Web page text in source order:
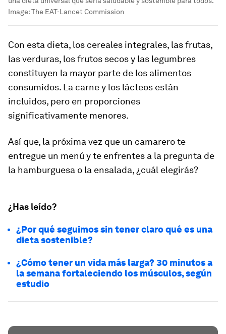
Image:The EAT-Lancet Commission
Con esta dieta, los cereales integrales, las frutas,
las verduras, los frutos secos y las legumbres
constituyen la mayor parte de los alimentos
consumidos. La carne y los lácteos están
incluidos, pero en proporciones
significativamente menores.
Así que, la próxima vez que un camarero te
entregue un menú y te enfrentes a la pregunta de
la hamburguesa o la ensalada, ¿cuál elegirás?
¿Has leído?
¿Por qué seguimos sin tener claro qué es una
dieta sostenible?
¿Cómo tener un vida más larga? 30 minutos a
la semana fortaleciendo los músculos, según
estudio